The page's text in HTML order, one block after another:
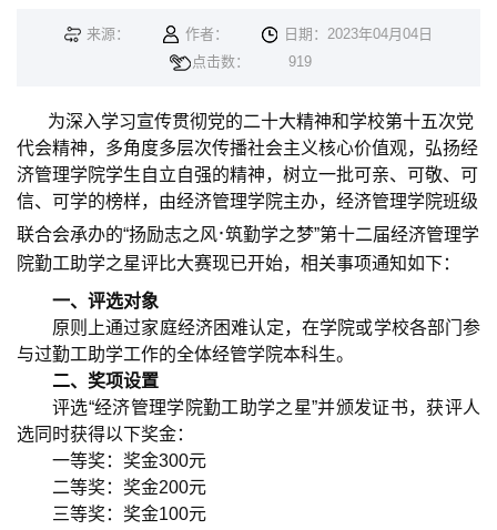
来源： 作者：
日期：2023年04月04日
点击数：
919
为深入学习宣传贯彻党的二十大精神和学校第十五次党
代会精神，多角度多层次传播社会主义核心价值观，弘扬经
济管理学院学生自立自强的精神，树立一批可亲、可敬、可
信、可学的榜样，由经济管理学院主办，经济管理学院班级
联合会承办的“扬励志之风·筑勤学之梦”第十二届经济管理学
院勤工助学之星评比大赛现已开始，相关事项通知如下：
一、评选对象
原则上通过家庭经济困难认定，在学院或学校各部门参
与过勤工助学工作的全体经管学院本科生。
二、奖项设置
评选“经济管理学院勤工助学之星”并颁发证书，获评人
选同时获得以下奖金：
一等奖：奖金300元
二等奖：奖金200元
三等奖：奖金100元